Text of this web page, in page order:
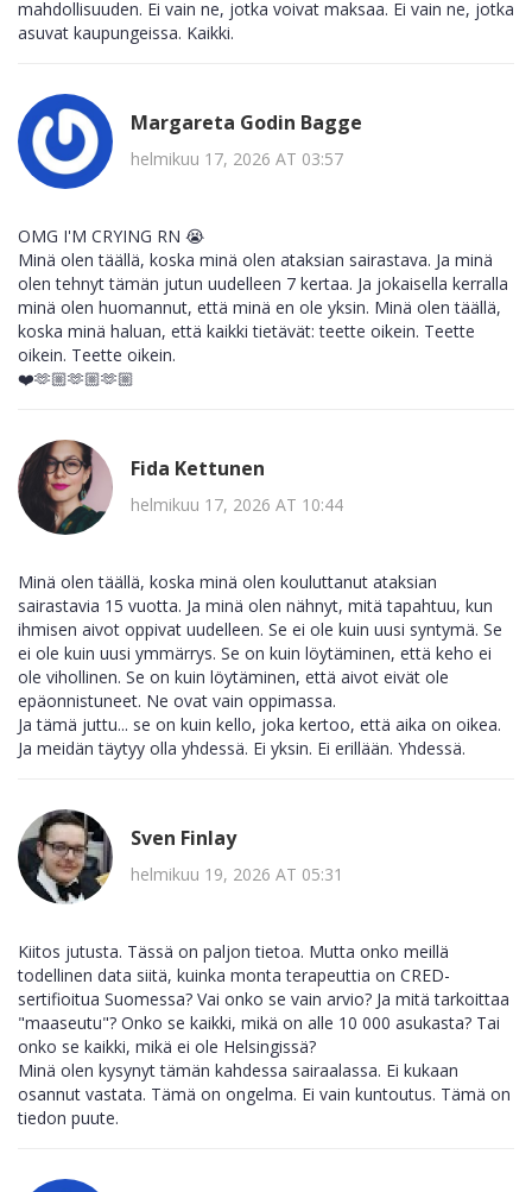
mahdollisuuden. Ei vain ne, jotka voivat maksaa. Ei vain ne, jotka
asuvat kaupungeissa. Kaikki.
Margareta Godin Bagge
helmikuu 17, 2026 AT 03:57
OMG I'M CRYING RN 😭
Minä olen täällä, koska minä olen ataksian sairastava. Ja minä
olen tehnyt tämän jutun uudelleen 7 kertaa. Ja jokaisella kerralla
minä olen huomannut, että minä en ole yksin. Minä olen täällä,
koska minä haluan, että kaikki tietävät: teette oikein. Teette
oikein. Teette oikein.
❤️🫶🏼🫶🏼🫶🏼
Fida Kettunen
helmikuu 17, 2026 AT 10:44
Minä olen täällä, koska minä olen kouluttanut ataksian
sairastavia 15 vuotta. Ja minä olen nähnyt, mitä tapahtuu, kun
ihmisen aivot oppivat uudelleen. Se ei ole kuin uusi syntymä. Se
ei ole kuin uusi ymmärrys. Se on kuin löytäminen, että keho ei
ole vihollinen. Se on kuin löytäminen, että aivot eivät ole
epäonnistuneet. Ne ovat vain oppimassa.
Ja tämä juttu... se on kuin kello, joka kertoo, että aika on oikea.
Ja meidän täytyy olla yhdessä. Ei yksin. Ei erillään. Yhdessä.
Sven Finlay
helmikuu 19, 2026 AT 05:31
Kiitos jutusta. Tässä on paljon tietoa. Mutta onko meillä
todellinen data siitä, kuinka monta terapeuttia on CRED-
sertifioitua Suomessa? Vai onko se vain arvio? Ja mitä tarkoittaa
"maaseutu"? Onko se kaikki, mikä on alle 10 000 asukasta? Tai
onko se kaikki, mikä ei ole Helsingissä?
Minä olen kysynyt tämän kahdessa sairaalassa. Ei kukaan
osannut vastata. Tämä on ongelma. Ei vain kuntoutus. Tämä on
tiedon puute.